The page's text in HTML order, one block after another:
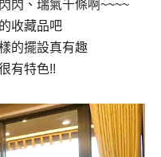
閃、瑞氣千條啊~~~~
收藏品吧
的擺設真有趣
有特色!!